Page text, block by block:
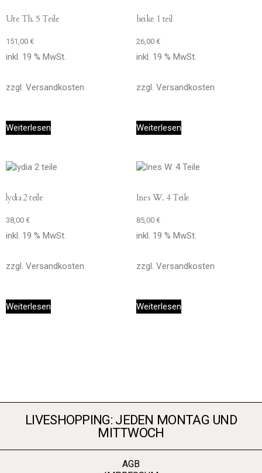
Ute Th. 5 Teile
151,00 €
inkl. 19 % MwSt.
zzgl. Versandkosten
Weiterlesen
heike 1 teil
26,00 €
inkl. 19 % MwSt.
zzgl. Versandkosten
Weiterlesen
lydia 2 teile
38,00 €
inkl. 19 % MwSt.
zzgl. Versandkosten
Weiterlesen
Ines W. 4 Teile
85,00 €
inkl. 19 % MwSt.
zzgl. Versandkosten
Weiterlesen
LIVESHOPPING: JEDEN MONTAG UND
MITTWOCH
AGB